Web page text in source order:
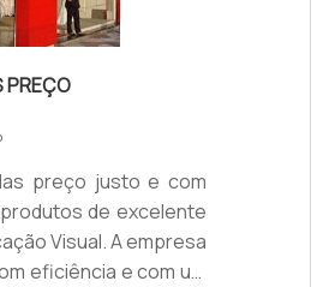
PREÇO
preço justo e com
de excelente
Visual. A empresa
eficiência e com um